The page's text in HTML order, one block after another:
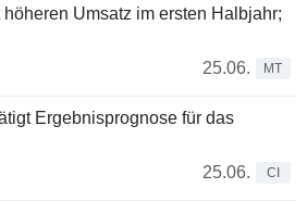
Umsatz im ersten Halbjahr;
25.06.
MT
Ergebnisprognose für das
25.06.
CI